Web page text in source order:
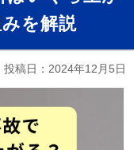
を解説
投稿日： 2024年12月5日